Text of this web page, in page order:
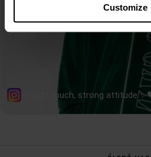
Customize